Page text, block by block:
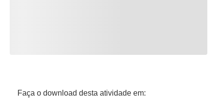
Faça o download desta atividade em: